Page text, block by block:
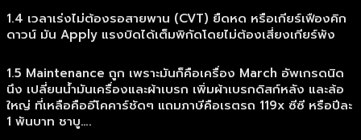
1.4 เวลาเร่งไม่ต้องรอสายพาน (CVT) ยืดหด หรือเกียร์เฟืองคิก
ดาวน์ มัน Apply แรงบิดได้เต็มพิกัดโดยไม่ต้องเสี่ยงเกียร์พัง
1.5 Maintenance ถูก เพราะมันก็คือเครื่อง March อัพเกรดนิด
นึง เปลี่ยนน้ำมันเครื่องและผ้าเบรก เพิ่มผ้าเบรกดิสก์หลัง และล้อ
ใหญ่ ที่เหลือคืออีโคคาร์ชัดๆ แถมภาษีคือเรตรถ 119x ซีซี หรือปีละ
1 พันบาท ชาบู….